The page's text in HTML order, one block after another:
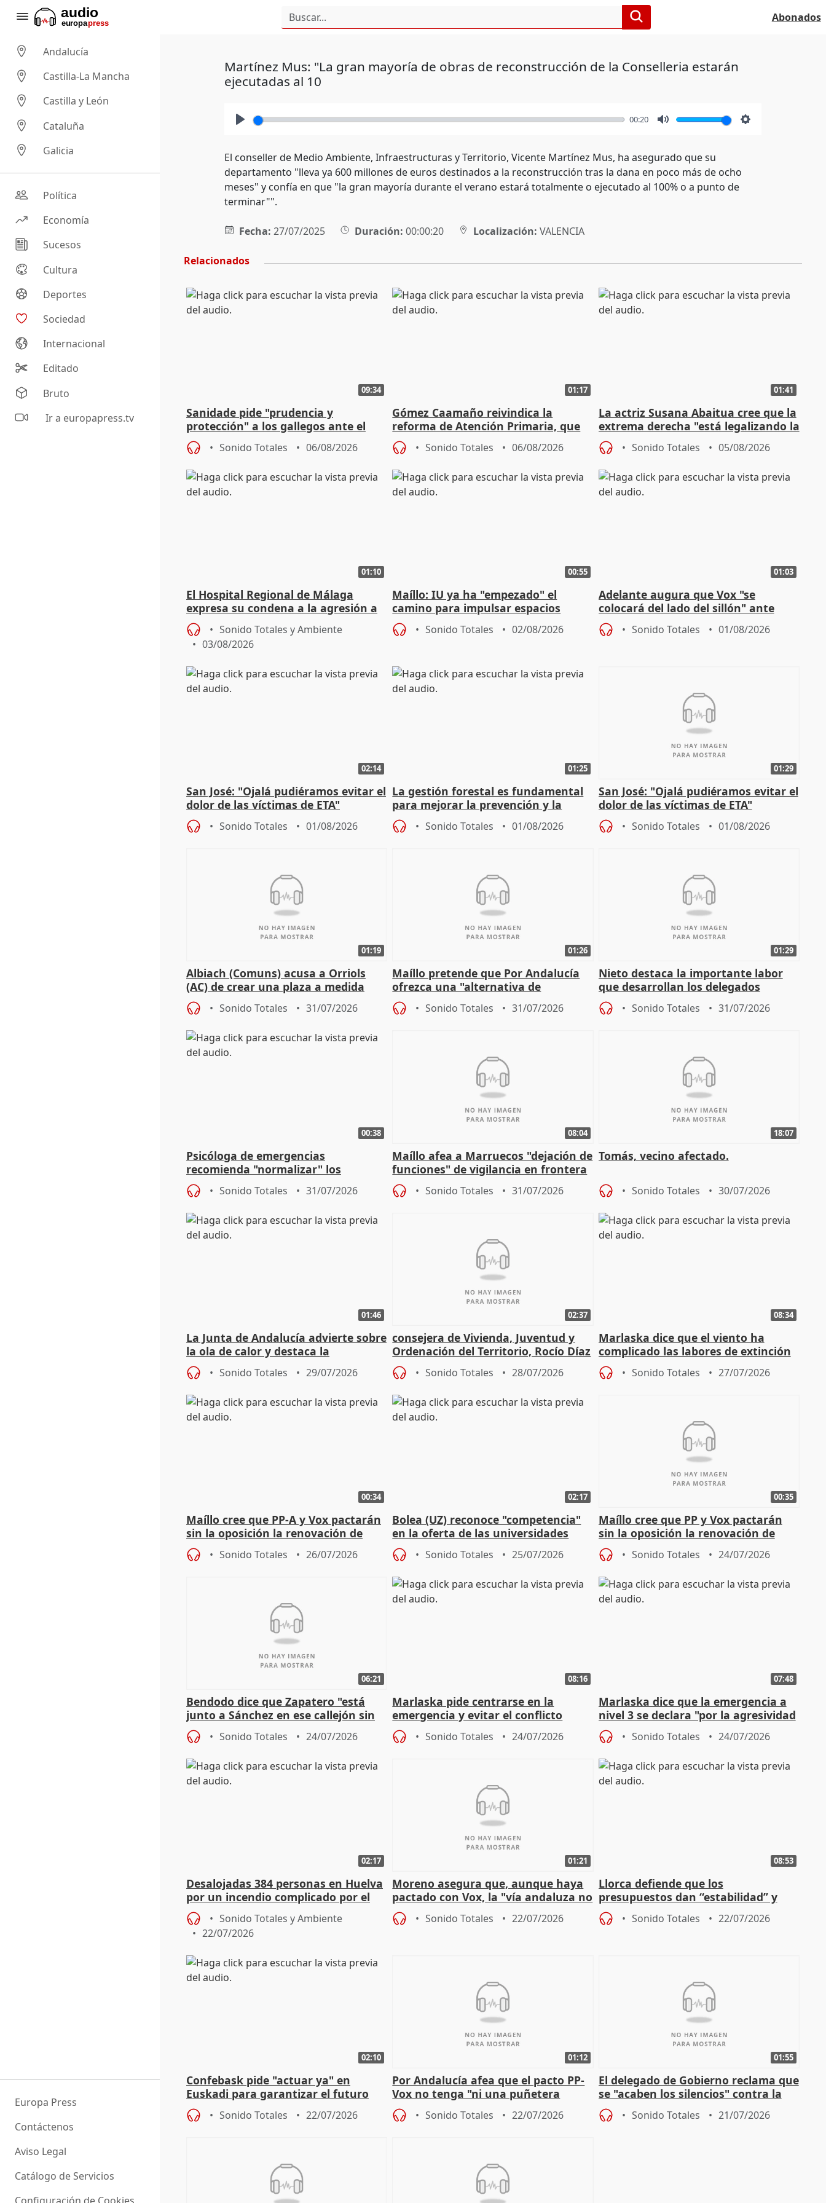
Abonados
Andalucía
Castilla-La Mancha
Castilla y León
Cataluña
Galicia
Política
Economía
Sucesos
Cultura
Deportes
Sociedad
Internacional
Editado
Bruto
Ir a europapress.tv
Europa Press
Contáctenos
Aviso Legal
Catálogo de Servicios
Martínez Mus: "La gran mayoría de obras de reconstrucción de la Conselleria estarán
ejecutadas al 10
00:20
El conseller de Medio Ambiente, Infraestructuras y Territorio, Vicente Martínez Mus, ha asegurado que su
departamento "lleva ya 600 millones de euros destinados a la reconstrucción tras la dana en poco más de ocho
meses" y confía en que "la gran mayoría durante el verano estará totalmente o ejecutado al 100% o a punto de
terminar"".
Fecha: 27/07/2025 Duración: 00:00:20 Localización: VALENCIA
Relacionados
09:34
Sanidade pide "prudencia y
protección" a los gallegos ante el
eclipse del 12 de agosto
Sonido Totales 06/08/2026
01:17
Gómez Caamaño reivindica la
reforma de Atención Primaria, que
reforzará la autogestión
Sonido Totales 06/08/2026
01:41
La actriz Susana Abaitua cree que la
extrema derecha "está legalizando la
homofobia"
Sonido Totales 05/08/2026
01:10
El Hospital Regional de Málaga
expresa su condena a la agresión a
dos enfermeras de Urgencias
Sonido Totales y Ambiente
03/08/2026
00:55
Maíllo: IU ya ha "empezado" el
camino para impulsar espacios
unitarios para las municipales
Sonido Totales 02/08/2026
01:03
Adelante augura que Vox "se
colocará del lado del sillón" ante
iniciativas de la oposición
Sonido Totales 01/08/2026
02:14
San José: "Ojalá pudiéramos evitar el
dolor de las víctimas de ETA"
Sonido Totales 01/08/2026
01:25
La gestión forestal es fundamental
para mejorar la prevención y la
actuación frente a incendios
Sonido Totales 01/08/2026
01:29
San José: "Ojalá pudiéramos evitar el
dolor de las víctimas de ETA"
Sonido Totales 01/08/2026
01:19
Albiach (Comuns) acusa a Orriols
(AC) de crear una plaza a medida
para su hija en Ripoll (Girona)
Sonido Totales 31/07/2026
01:26
Maíllo pretende que Por Andalucía
ofrezca una "alternativa de
gobierno" con su labor de oposición
Sonido Totales 31/07/2026
01:29
Nieto destaca la importante labor
que desarrollan los delegados
territoriales de la Junta
Sonido Totales 31/07/2026
00:38
Psicóloga de emergencias
recomienda "normalizar" los
síntomas tras sufrir un incendio
Sonido Totales 31/07/2026
08:04
Maíllo afea a Marruecos "dejación de
funciones" de vigilancia en frontera
con Ceuta
Sonido Totales 31/07/2026
18:07
Tomás, vecino afectado.
Sonido Totales 30/07/2026
01:46
La Junta de Andalucía advierte sobre
la ola de calor y destaca la
importancia de la prevención
Sonido Totales 29/07/2026
02:37
consejera de Vivienda, Juventud y
Ordenación del Territorio, Rocío Díaz
Sonido Totales 28/07/2026
08:34
Marlaska dice que el viento ha
complicado las labores de extinción
durante la madrugada
Sonido Totales 27/07/2026
00:34
Maíllo cree que PP-A y Vox pactarán
sin la oposición la renovación de
órganos como el Defensor
Sonido Totales 26/07/2026
02:17
Bolea (UZ) reconoce "competencia"
en la oferta de las universidades
privadas
Sonido Totales 25/07/2026
00:35
Maíllo cree que PP y Vox pactarán
sin la oposición la renovación de
órganos como el Defensor
Sonido Totales 24/07/2026
06:21
Bendodo dice que Zapatero "está
junto a Sánchez en ese callejón sin
salida
Sonido Totales 24/07/2026
08:16
Marlaska pide centrarse en la
emergencia y evitar el conflicto
político
Sonido Totales 24/07/2026
07:48
Marlaska dice que la emergencia a
nivel 3 se declara "por la agresividad
de los incendios"
Sonido Totales 24/07/2026
02:17
Desalojadas 384 personas en Huelva
por un incendio complicado por el
viento
Sonido Totales y Ambiente
22/07/2026
01:21
Moreno asegura que, aunque haya
pactado con Vox, la "vía andaluza no
ha muerto" ni él va a "cambiar"
Sonido Totales 22/07/2026
08:53
Llorca defiende que los
presupuestos dan “estabilidad” y
dice que no ha hablado con Feijóo
Sonido Totales 22/07/2026
02:10
Confebask pide "actuar ya" en
Euskadi para garantizar el futuro
con un pacto de país
Sonido Totales 22/07/2026
01:12
Por Andalucía afea que el pacto PP-
Vox no tenga "ni una puñetera
medida" contra violencia machista
Sonido Totales 22/07/2026
01:55
El delegado de Gobierno reclama que
se "acaben los silencios" contra la
violencia de género
Sonido Totales 21/07/2026